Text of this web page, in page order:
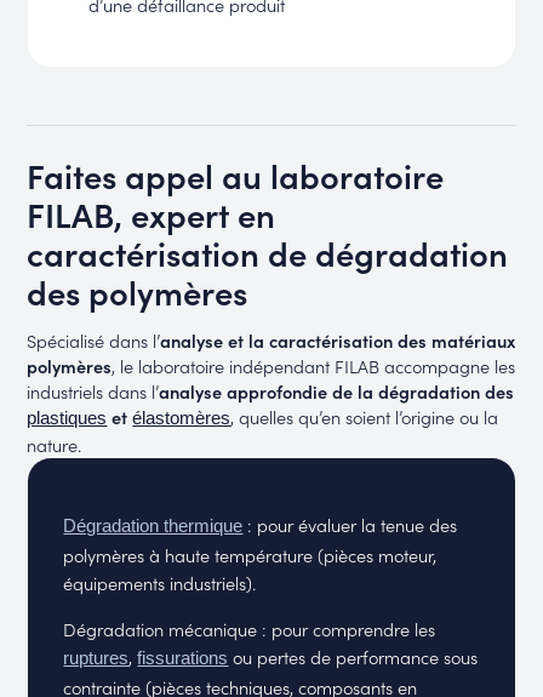
Faites appel au laboratoire
FILAB, expert en
caractérisation de dégradation
des polymères
Spécialisé dans l’analyse et la caractérisation des matériaux
polymères, le laboratoire indépendant FILAB accompagne les
industriels dans l’analyse approfondie de la dégradation des
plastiques etélastomères, quelles qu’en soient l’origine ou la
nature.
Dégradation thermique : pour évaluer la tenue des
polymères à haute température (pièces moteur,
équipements industriels).
Dégradation mécanique : pour comprendre les
ruptures,fissurations ou pertes de performance sous
contrainte (pièces techniques, composants en